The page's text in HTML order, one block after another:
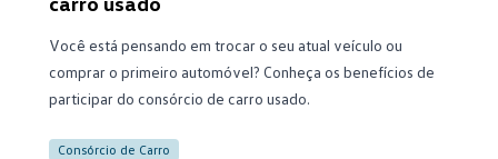
Você está pensando em trocar o seu atual veículo ou
comprar o primeiro automóvel? Conheça os benefícios de
participar do consórcio de carro usado.
Consórcio de Carro